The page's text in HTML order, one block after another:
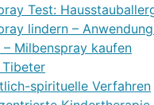
Test:
lindern –
– Milbenspray kaufen
spirituelle Verfahren